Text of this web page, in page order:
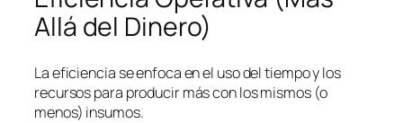
Allá del Dinero)
La eficiencia se enfoca en el uso del tiempo y los
recursos para producir más con los mismos (o
menos) insumos.